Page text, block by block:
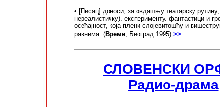
• [Писац] доноси, за овдашњу театарску рутину,
нереалистичку), експерименту, фантастици и
осећајност, која плени слојевитошћу и
равнима. (Време, Београд 1995) >>
СЛОВЕНСКИ
Радио-драма